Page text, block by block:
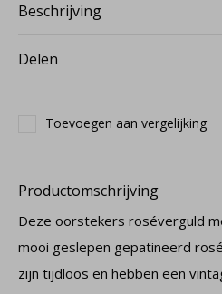
Beschrijving
Delen
Toevoegen aan vergelijking
Productomschrijving
Deze oorstekers roséverguld
mooi geslepen gepatineerd
zijn tijdloos en hebben een